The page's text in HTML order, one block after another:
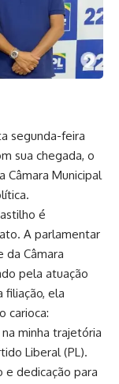
segunda-feira
sua chegada, o
Câmara Municipal
é
A parlamentar
Câmara
pela atuação
filiação, ela
carioca:
minha trajetória
Liberal (PL).
e dedicação para